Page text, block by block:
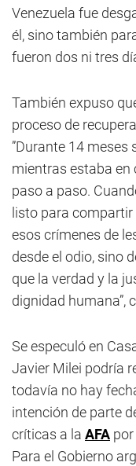
Venezuela fue
él, sino también
fueron dos ni tres
También expuso
proceso de
”Durante 14 meses
mientras estaba en
paso a paso.
listo para
esos crímenes de
desde el odio, sino
que la verdad y la
dignidad humana”,
Se especuló en
Javier Milei podría
todavía no hay
intención de parte
críticas a la AFA
Para el Gobierno